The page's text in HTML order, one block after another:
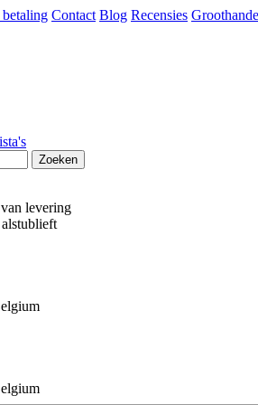
Contact Blog Recensies
Zoeken
levering